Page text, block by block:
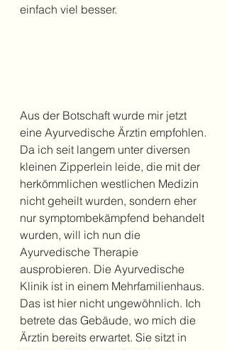
einfach viel besser.
Aus der Botschaft wurde mir jetzt
eine Ayurvedische Ärztin empfohlen.
Da ich seit langem unter diversen
kleinen Zipperlein leide, die mit der
herkömmlichen westlichen Medizin
nicht geheilt wurden, sondern eher
nur symptombekämpfend behandelt
wurden, will ich nun die
Ayurvedische Therapie
ausprobieren. Die Ayurvedische
Klinik ist in einem Mehrfamilienhaus.
Das ist hier nicht ungewöhnlich. Ich
betrete das Gebäude, wo mich die
Ärztin bereits erwartet. Sie sitzt in